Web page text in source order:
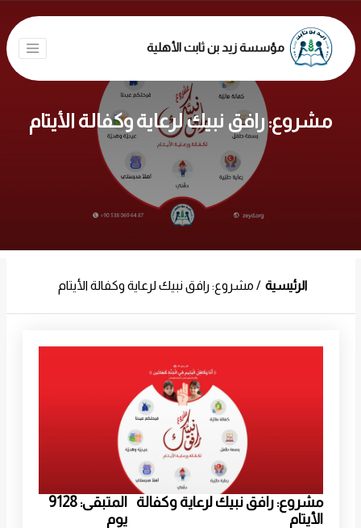
مؤسسة زيد بن ثابت الأهلية
مشروع: رافق نبيك لرعاية وكفالة الأيتام
الرئيسية مشروع: رافق نبيك لرعاية وكفالة الأيتام
مشروع: رافق نبيك لرعاية وكفالة
الأيتام
المتبقى: 9128
يوم